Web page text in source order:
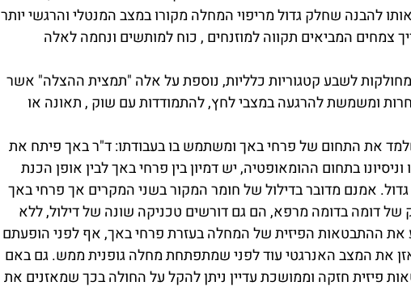
אותו להבנה שחלק גדול מריפוי המחלה מקורו במצב המנטלי והרגשי יותר
צמחים המביאים תקווה למוזנחים , כוח למותשים ונחמה לאלה
מחולקות לשבע קטגוריות כלליות, נוספת על אלה "תמצית ההצלה" אשר
ומשמשת להרגעה במצבי לחץ, להתמודדות עם שוק , תאונה או
את התחום של פרחי באך ומשתמש בו בעבודתו: ד"ר באך פיתח את
בתחום ההומאופטיה, יש דמיון בין פרחי באך לבין אופן הכנת
אמנם מדובר בדילול של חומר המקור בשני המקרים אך פרחי באך
של דומה בדומה מרפא, הם גם דורשים טכניקה שונה של דילול, ללא
את ההתבטאות הפיזית של המחלה בעזרת פרחי באך, אף לפני הופעתם
את המצב האנרגטי עוד לפני שמתפתחת מחלה גופנית ממש. גם באם
פיזית חזקה וממושכת עדיין ניתן להקל על החולה בכך שמאזנים את